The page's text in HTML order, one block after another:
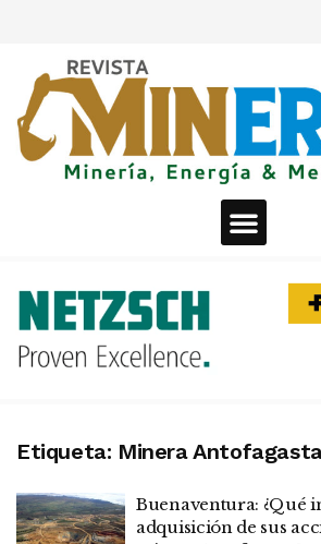
Etiqueta: Minera
Buenaventura: ¿Qué
adquisición de sus